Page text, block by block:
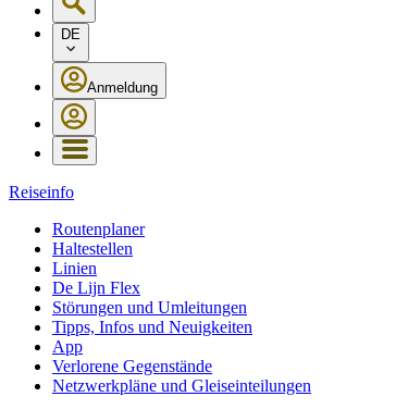
DE
Anmeldung
Reiseinfo
Routenplaner
Haltestellen
Linien
De Lijn Flex
Störungen und Umleitungen
Tipps, Infos und Neuigkeiten
App
Verlorene Gegenstände
Netzwerkpläne und Gleiseinteilungen